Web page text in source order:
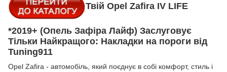
Твій Opel Zafira IV LIFE
*2019+ (Опель Зафіра Лайф) Заслуговує
Тільки Найкращого: Накладки на пороги від
Tuning911
Opel Zafira - автомобіль, який поєднує в собі комфорт, стиль і